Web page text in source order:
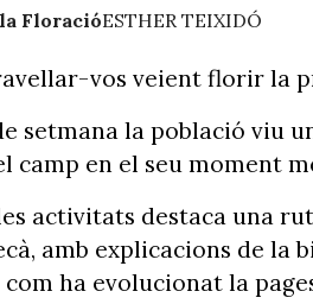
FloracióESTHER TEIXIDÓ
vos veient florir la
setmana la població viu
camp en el seu moment
activitats destaca una
amb explicacions de la
ha evolucionat la